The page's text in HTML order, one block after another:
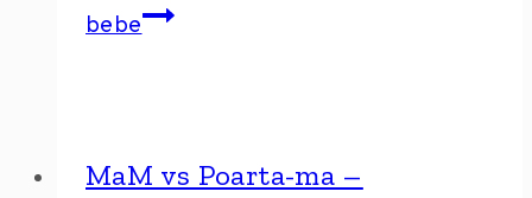
bebe
MaM vs Poarta-ma –